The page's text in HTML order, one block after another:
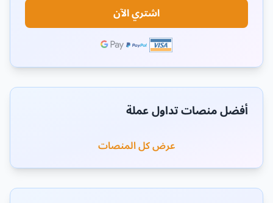
اشتري الآن
أفضل منصات تداول عملة
عرض كل المنصات